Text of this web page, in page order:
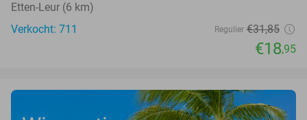
Etten-Leur (6 km)
Verkocht: 711
Regulier €31,85
€18,95